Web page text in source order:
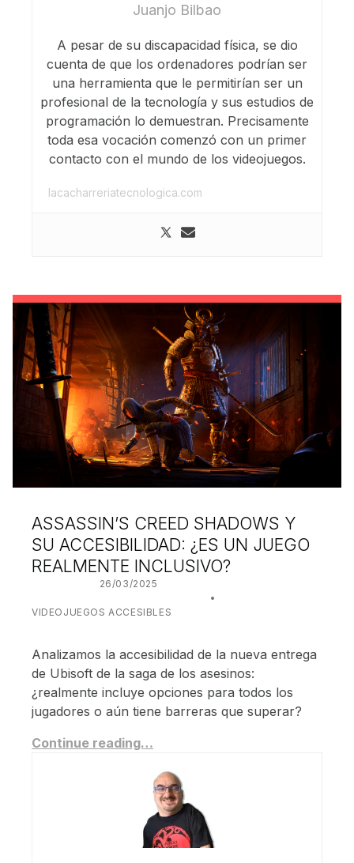
Juanjo Bilbao
A pesar de su discapacidad física, se dio
cuenta de que los ordenadores podrían ser
una herramienta que le permitirían ser un
profesional de la tecnología y sus estudios de
programación lo demuestran. Precisamente
toda esa vocación comenzó con un primer
contacto con el mundo de los videojuegos.
lacacharreriatecnologica.com
ASSASSIN’S CREED SHADOWS Y
SU ACCESIBILIDAD: ¿ES UN JUEGO
REALMENTE INCLUSIVO?
26/03/2025
VIDEOJUEGOS ACCESIBLES
Analizamos la accesibilidad de la nueva entrega
de Ubisoft de la saga de los asesinos:
¿realmente incluye opciones para todos los
jugadores o aún tiene barreras que superar?
Continue reading…